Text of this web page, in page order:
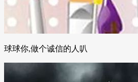
球球你,做个诚信的人叭